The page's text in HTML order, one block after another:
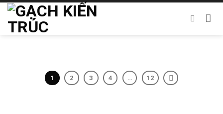
Chuyển
dung
1 2 3 4 … 12